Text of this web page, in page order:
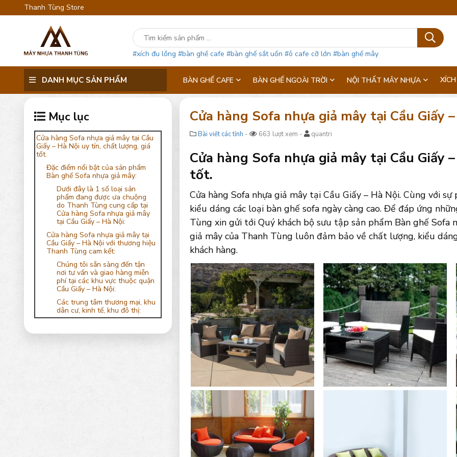
Thanh Tùng Store
#xích đu lồng #bàn ghế cafe #bàn ghế sắt uốn #ô cafe cỡ lớn #bàn ghế mây
DANH MỤC SẢN PHẨM BÀN GHẾ CAFE BÀN GHẾ NGOÀI TRỜI NỘI THẤT MÂY NHỰA
Mục lục
Cửa hàng Sofa nhựa giả mây tại Cầu
Giấy – Hà Nội uy tín, chất lượng, giá
tốt.
Đặc điểm nổi bật của sản phẩm
Bàn ghế Sofa nhựa giả mây:
Dưới đây là 1 số loại sản
phẩm đang được ưa chuộng
do Thanh Tùng cung cấp tại
Cửa hàng Sofa nhựa giả mây
tại Cầu Giấy – Hà Nội:
Cửa hàng Sofa nhựa giả mây tại
Cầu Giấy – Hà Nội với thương hiệu
Thanh Tùng cam kết:
Chúng tôi sẵn sàng đến tận
nơi tư vấn và giao hàng miễn
phí tại các khu vực thuộc quận
Cầu Giấy – Hà Nội:
Các trung tâm thương mại, khu
dân cư, kinh tế, khu đô thị:
Cửa hàng Sofa nhựa giả mây tại Cầu Giấy
Bài viết các tỉnh - 663 lượt xem - quantri
Cửa hàng Sofa nhựa giả mây tại Cầu Giấy
tốt.
Cửa hàng Sofa nhựa giả mây tại Cầu Giấy – Hà Nội. Cùng với
kiểu dáng các loại bàn ghế sofa ngày càng cao. Để đáp ứng
Tùng xin gửi tới Quý khách bộ sưu tập sản phẩm Bàn ghế Sofa
giả mây của Thanh Tùng luôn đảm bảo về chất lượng, kiểu
khách hàng.